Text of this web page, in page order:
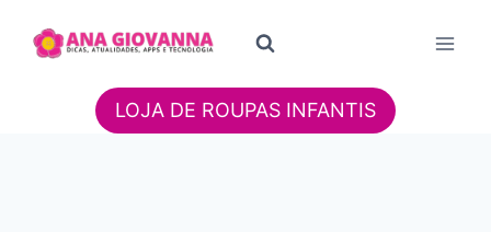
para
LOJA DE ROUPAS INFANTIS